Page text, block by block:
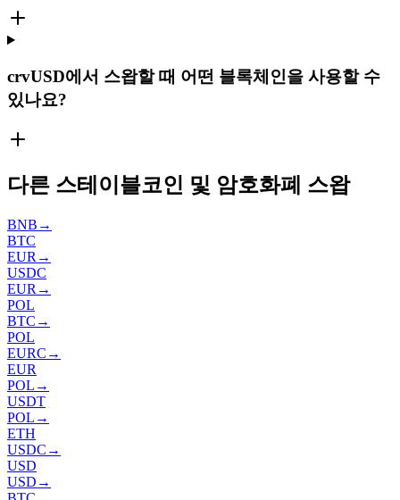
crvUSD에서 스왑할 때 어떤 블록체인을 사용할 수
있나요?
다른 스테이블코인 및 암호화폐 스왑
BNB →
BTC
EUR →
USDC
EUR →
POL
BTC →
POL
EURC →
EUR
POL →
USDT
POL →
ETH
USDC →
USD
USD →